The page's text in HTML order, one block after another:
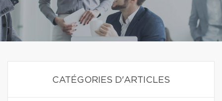
CATÉGORIES D'ARTICLES